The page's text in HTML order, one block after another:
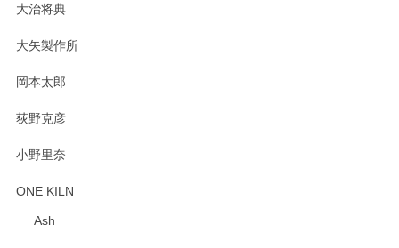
大治将典
大矢製作所
岡本太郎
荻野克彦
小野里奈
ONE KILN
Ash